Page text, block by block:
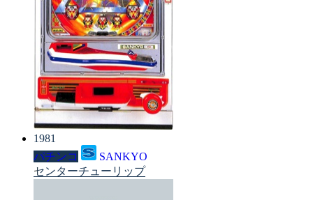
1981
パチンコ
SANKYO
センターチューリップ